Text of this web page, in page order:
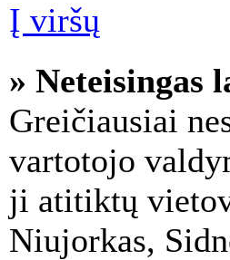
Į viršų
» Neteisingas
Greičiausiai
vartotojo
ji atitiktų
Niujorkas,